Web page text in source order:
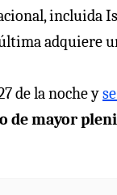
incluida
adquiere
de la noche y
de mayor